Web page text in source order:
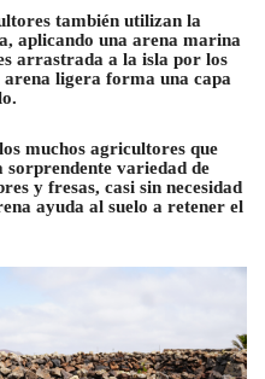
también utilizan la
aplicando una arena marina
arrastrada a la isla por los
ligera forma una capa
muchos agricultores que
variedad de
y fresas, casi sin necesidad
ayuda al suelo a retener el